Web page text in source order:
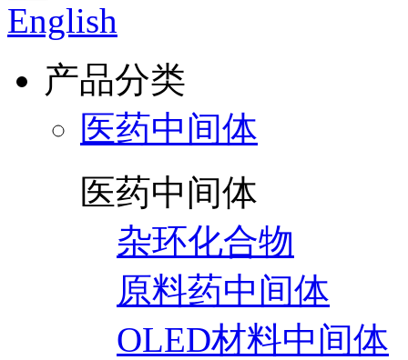
English
产品分类
医药中间体
医药中间体
杂环化合物
原料药中间体
OLED材料中间体